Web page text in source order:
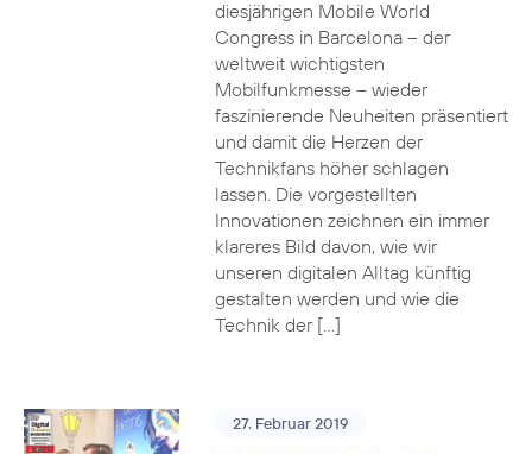
diesjährigen Mobile World
Congress in Barcelona – der
weltweit wichtigsten
Mobilfunkmesse – wieder
faszinierende Neuheiten präsentiert
und damit die Herzen der
Technikfans höher schlagen
lassen. Die vorgestellten
Innovationen zeichnen ein immer
klareres Bild davon, wie wir
unseren digitalen Alltag künftig
gestalten werden und wie die
Technik der […]
27. Februar 2019